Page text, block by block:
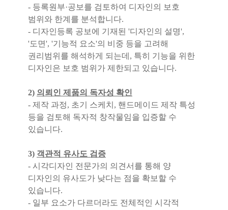
- 등록원부·공보를 검토하여 디자인의 보호
범위와 한계를 분석합니다.
- 디자인등록 공보에 기재된 '디자인의 설명',
'도면', '기능적 요소'의 비중 등을 고려해
권리범위를 해석하게 되는데, 특히 기능을 위한
디자인은 보호 범위가 제한되고 있습니다.
2) 의뢰인 제품의 독자성 확인
- 제작 과정, 초기 스케치, 핸드메이드 제작 특성
등을 검토해 독자적 창작물임을 입증할 수
있습니다.
3) 객관적 유사도 검증
- 시각디자인 전문가의 의견서를 통해 양
디자인의 유사도가 낮다는 점을 확보할 수
있습니다.
- 일부 요소가 다르더라도 전체적인 시각적